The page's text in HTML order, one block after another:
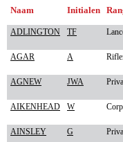
Naam Initialen
ADLINGTON TF
AGAR A
AGNEW JWA
AIKENHEAD W
AINSLEY G